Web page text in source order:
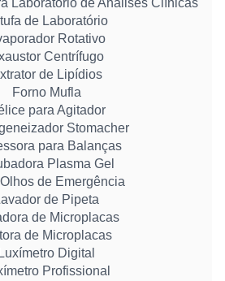
Laboratório de Análises Clínicas
de Laboratório
Rotativo
Centrífugo
de Lipídios
Forno Mufla
para Agitador
Stomacher
para Balanças
Plasma Gel
de Emergência
de Pipeta
de Microplacas
de Microplacas
Luxímetro Digital
Profissional